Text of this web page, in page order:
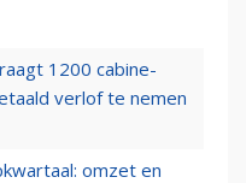
1200 cabine-
verlof te nemen
omzet en